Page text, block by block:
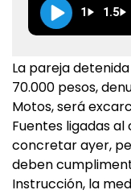
1 1.5
La pareja
70.000 pesos,
Motos, será
Fuentes ligadas
concretar ayer,
deben
Instrucción, la